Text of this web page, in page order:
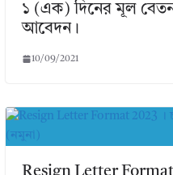
১ (এক) দিনের মূল বেতন
আবেদন।
10/09/2021
Resign Letter Format